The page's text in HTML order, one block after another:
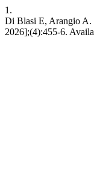
1.
Di Blasi E, Arangio A.
2026];(4):455-6.